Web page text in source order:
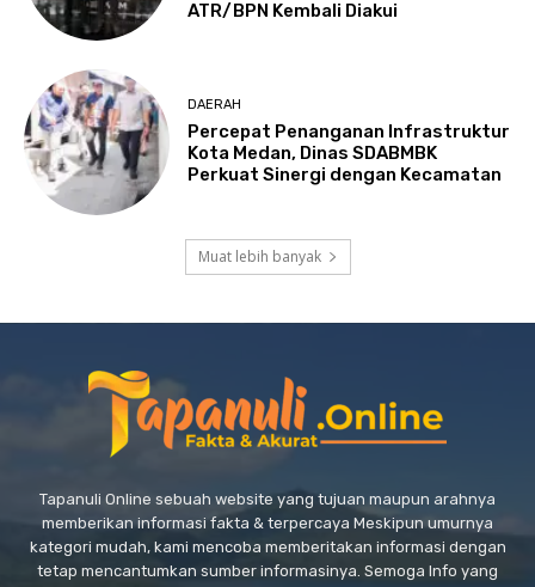
ATR/BPN Kembali Diakui
DAERAH
Percepat Penanganan Infrastruktur
Kota Medan, Dinas SDABMBK
Perkuat Sinergi dengan Kecamatan
Muat lebih banyak
Tapanuli Online sebuah website yang tujuan maupun arahnya
memberikan informasi fakta & terpercaya Meskipun umurnya
kategori mudah, kami mencoba memberitakan informasi dengan
tetap mencantumkan sumber informasinya. Semoga Info yang